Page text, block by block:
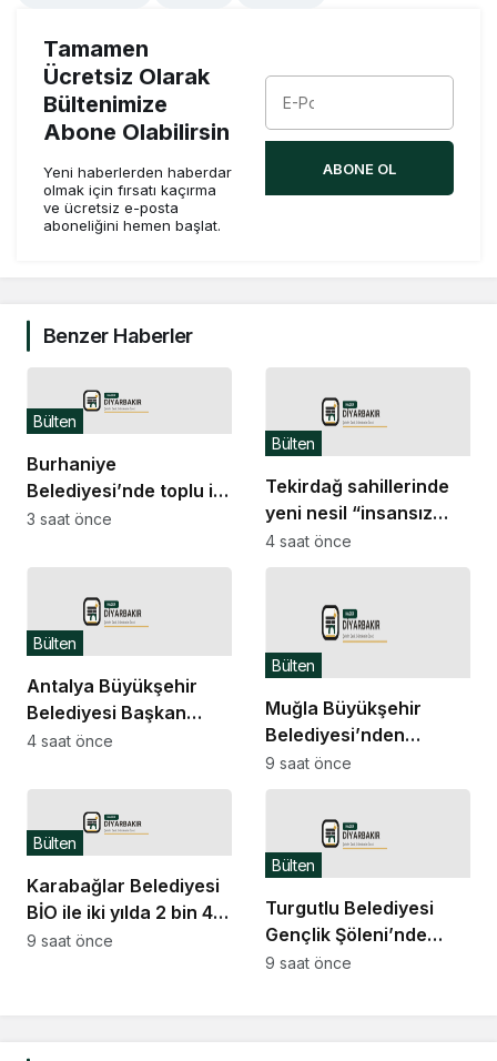
Tamamen
Ücretsiz Olarak
Bültenimize
Abone Olabilirsin
Yeni haberlerden haberdar
olmak için fırsatı kaçırma
ve ücretsiz e-posta
aboneliğini hemen başlat.
ABONE OL
Benzer Haberler
Burhaniye
Belediyesi’nde toplu iş
sözleşmesi imzalandı
Bülten
3 saat önce
Tekirdağ sahillerinde
yeni nesil “insansız
cankurtaran
araçları” görevde
Bülten
4 saat önce
Antalya Büyükşehir
Belediyesi Başkan
Vekili Özdemir’e
Ata’dan davet
Bülten
4 saat önce
Muğla Büyükşehir
Belediyesi’nden
yangından etkilenen
Seydikemerli
üreticilere destek
Bülten
9 saat önce
Karabağlar Belediyesi
BİO ile iki yılda 2 bin 40
kişi iş sahibi oldu
Bülten
9 saat önce
Turgutlu Belediyesi
Gençlik Şöleni’nde
müzik ve halk oyunları
Bülten
9 saat önce